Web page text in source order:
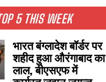
NEWS
NEWS
NEWS
NEWS
NEWS
5 THIS WEEK
भारत बंग्लादेश बॉर्डर पर
शहीद हुआ औरंगाबाद का
लाल, बीएसएफ में